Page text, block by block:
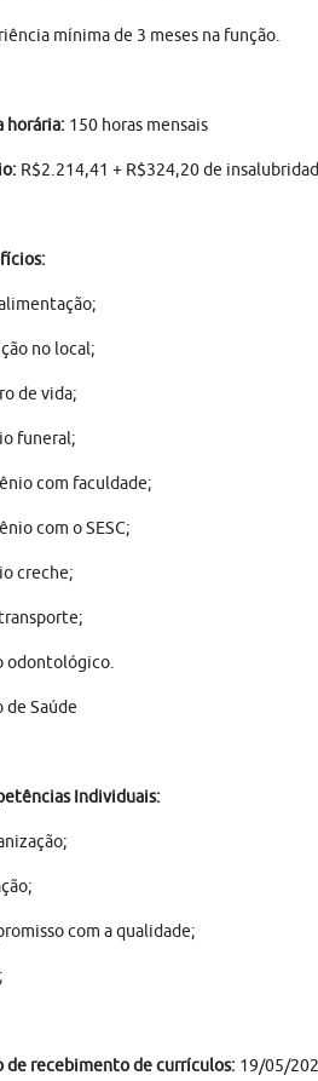
mínima de 3 meses na função.
horária: 150 horas mensais
R$2.214,41 + R$324,20 de
no local;
de vida;
funeral;
com faculdade;
com o SESC;
creche;
odontológico.
de Saúde
Individuais:
com a qualidade;
de recebimento de currículos:19/05/